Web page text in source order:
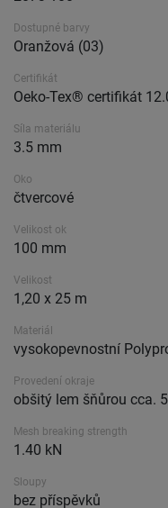
Dostupné barvy
Oranžová (03)
Certifikát
Oeko-Tex® certifikát
Síla materiálu
3.5 mm
Oko
čtvercové
Velikost ok
100 mm
Velikost
1,20 x 25 m
Materiál
vysokopevnostní
Provedení okraje
obšitý lem šňůrou cca.
Mesh breaking strength
1.40 kN
Sloupy
bez příspěvků